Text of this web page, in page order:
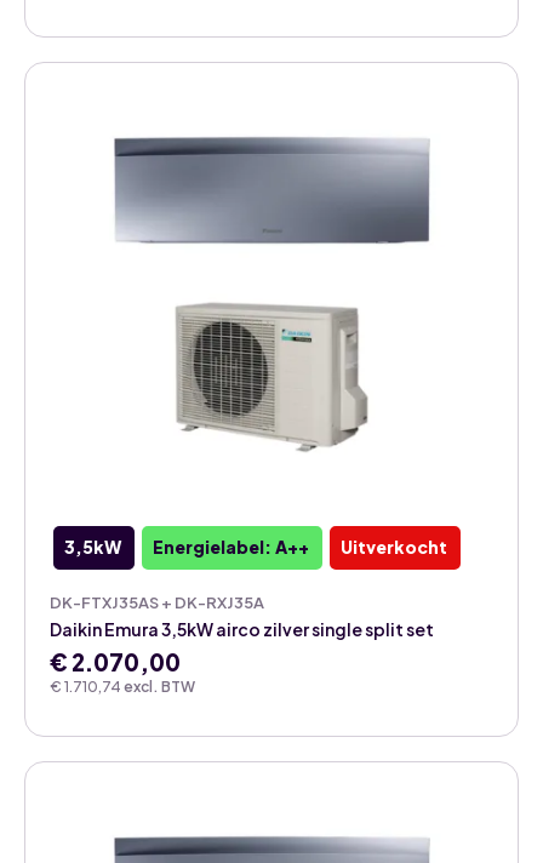
3,5kW Energielabel: A++ Uitverkocht
DK-FTXJ35AS + DK-RXJ35A
€ 1.710,74 excl. BTW
Daikin Emura 3,5kW airco zilver single split set
€ 2.070,00